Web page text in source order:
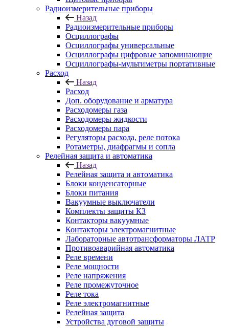
Радиоизмерительные приборы
Назад
Радиоизмерительные приборы
Осциллографы
Осциллографы универсальные
Осциллографы цифровые запоминающие
Осциллографы-мультиметры портативные
Расход
Назад
Расход
Доп. оборудование и арматура
Расходомеры газа
Расходомеры жидкости
Расходомеры пара
Регуляторы расхода, реле потока
Ротаметры, диафрагмы и сопла
Релейная защита и автоматика
Назад
Релейная защита и автоматика
Блоки конденсаторные
Блоки питания
Вакуумные выключатели
Комплекты защиты КЗ
Контакторы вакуумные
Контакторы электромагнитные
Лабораторные автотрансформаторы ЛАТР
Противоаварийная автоматика
Реле времени
Реле мощности
Реле напряжения
Реле промежуточное
Реле тока
Реле электромагнитные
Релейная защита
Устройства дуговой защиты